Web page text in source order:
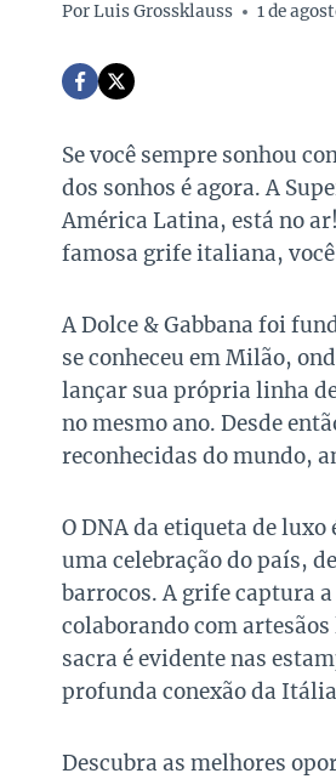
PorLuis Grossklauss 1 de
Se você sempre sonhou
dos sonhos é agora. A
América Latina, está no
famosa grife italiana,
A Dolce & Gabbana foi
se conheceu em Milão,
lançar sua própria linha
no mesmo ano. Desde
reconhecidas do mundo,
O DNA da etiqueta de
uma celebração do país,
barrocos. A grife captura
colaborando com
sacra é evidente nas
profunda conexão da
Descubra as melhores